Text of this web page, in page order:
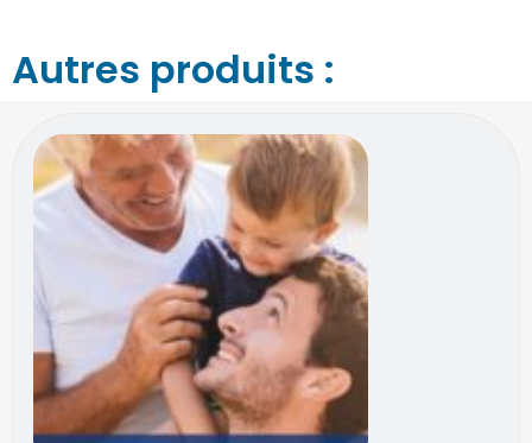
Autres produits :